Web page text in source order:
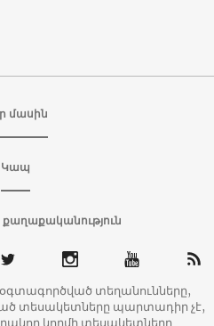
մասին
Կապ
տեղանունները,
տեսակետները պարտադիր չէ,
կողմի տեսակետները